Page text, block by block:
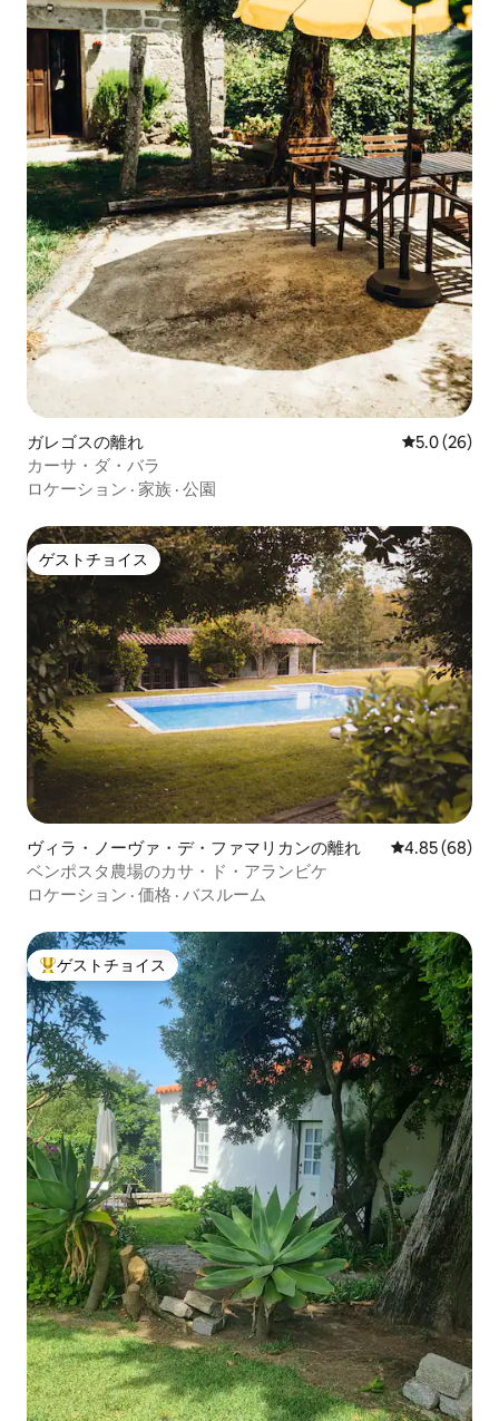
ガレゴスの離れ レビュー26
5.0 (26)
カーサ・ダ・バラ
ロケーション · 家族 · 公園
ゲストチョイス
ゲストチョイス
ヴィラ・ノーヴァ・デ・ファマリカンの離れ レビュー68
4.85 (68)
ベンポスタ農場のカサ・ド・アランビケ
ロケーション · 価格 · バスルーム
大好評のゲストチョイスです。
ゲストチョイス